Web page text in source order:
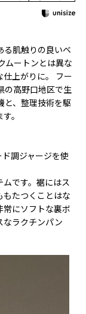
る肌触りの良いベ
ムートンとは異な
仕上がりに。 フー
の高野口地区で生
と、整理技術を駆
。
調ジャージを使
です。裾にはス
もたつくことはな
常にソフトな裏ボ
なラクチンパン